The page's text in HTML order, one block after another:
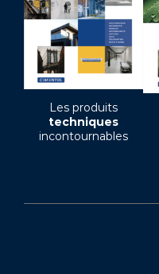
Les produits
techniques
incontournables